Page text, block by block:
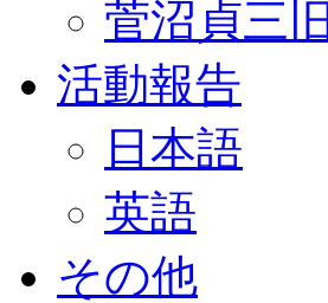
菅沼貞三
活動報告
日本語
英語
その他